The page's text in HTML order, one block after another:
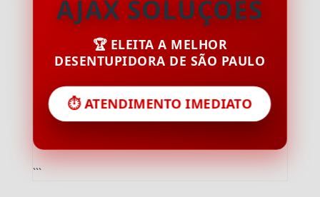
AJAX SOLUÇÕES
🏆 ELEITA A MELHOR
DESENTUPIDORA DE SÃO PAULO
⏱️ ATENDIMENTO IMEDIATO
```